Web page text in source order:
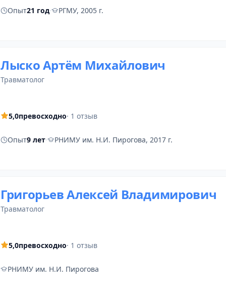
Опыт21 год· РГМУ, 2005 г.
Лыско Артём Михайлович
травматолог
5,0превосходно· 1 отзыв
Опыт9 лет· РНИМУ им. Н.И. Пирогова, 2017 г.
Григорьев Алексей Владимирович
травматолог
5,0превосходно· 1 отзыв
РНИМУ им. Н.И. Пирогова